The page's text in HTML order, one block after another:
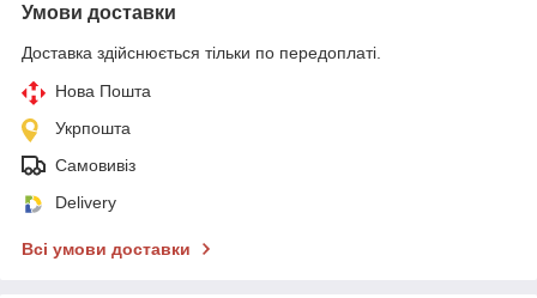
Умови доставки
Доставка здійснюється тільки по передоплаті.
Нова Пошта
Укрпошта
Самовивіз
Delivery
Всі умови доставки